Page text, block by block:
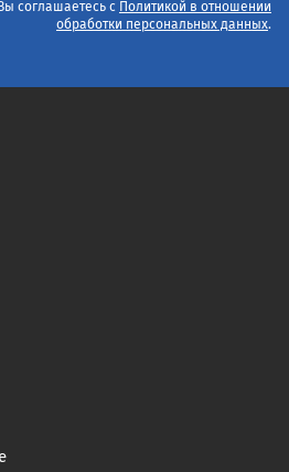
соглашаетесь с
Политикой в отношении
обработки персональных данных.